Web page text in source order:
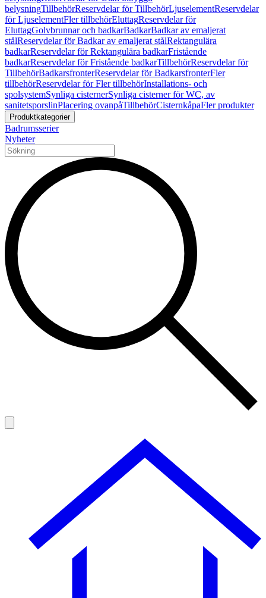
belysningTillbehörReservdelar för TillbehörLjuselementReservdelar
för LjuselementFler tillbehörEluttagReservdelar för
EluttagGolvbrunnar och badkarBadkarBadkar av emaljerat
stålReservdelar för Badkar av emaljerat stålRektangulära
badkarReservdelar för Rektangulära badkarFristående
badkarReservdelar för Fristående badkarTillbehörReservdelar för
TillbehörBadkarsfronterReservdelar för BadkarsfronterFler
tillbehörReservdelar för Fler tillbehörInstallations- och
spolsystemSynliga cisternerSynliga cisterner för WC, av
sanitetsporslinPlacering ovanpåTillbehörCisternkåpaFler produkter
Produktkategorier
Badrumsserier
Nyheter